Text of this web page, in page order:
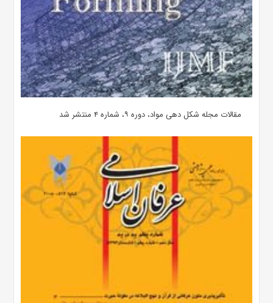
مقالات مجله شکل دهی مواد، دوره ۹، شماره ۴ منتشر شد